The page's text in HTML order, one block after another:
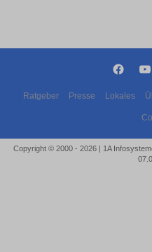
Ratgeber Presse Lokales
Copyright © 2000 - 2026 | 1A